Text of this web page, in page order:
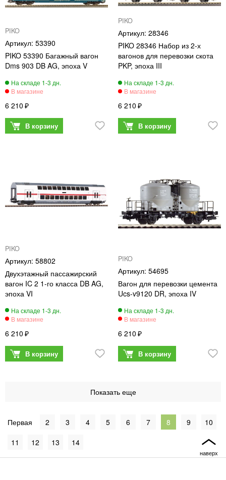
PIKO
53390
PIKO 53390 Багажный вагон
Dms 903 DB AG, эпоха V
6 210
PIKO
28346
PIKO 28346 Набор из 2-х
вагонов для перевозки скота
PKP, эпоха III
6 210
PIKO
58802
Двухэтажный пассажирский
вагон IC 2 1-го класса DB AG,
эпоха VI
6 210
PIKO
54695
Вагон для перевозки цемента
Ucs-v9120 DR, эпоха IV
6 210
2 3 4 5 6 7 8 9
10
11
12 13 14